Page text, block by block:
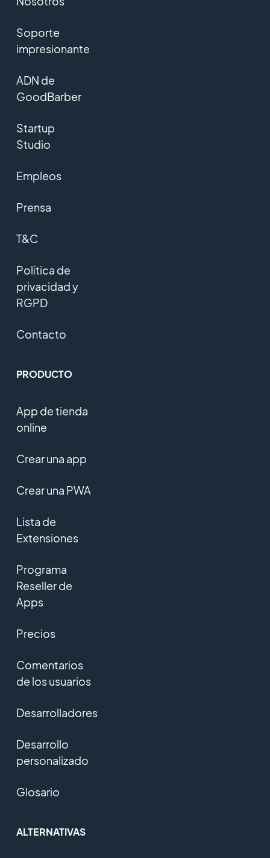
Soporte
impresionante
ADN de
GoodBarber
Startup
Studio
Empleos
Prensa
T&C
Política de
privacidad y
RGPD
Contacto
PRODUCTO
App de tienda
online
Crear una app
Crear una PWA
Lista de
Extensiones
Programa
Reseller de
Apps
Precios
Comentarios
de los usuarios
Desarrolladores
Desarrollo
personalizado
Glosario
ALTERNATIVAS